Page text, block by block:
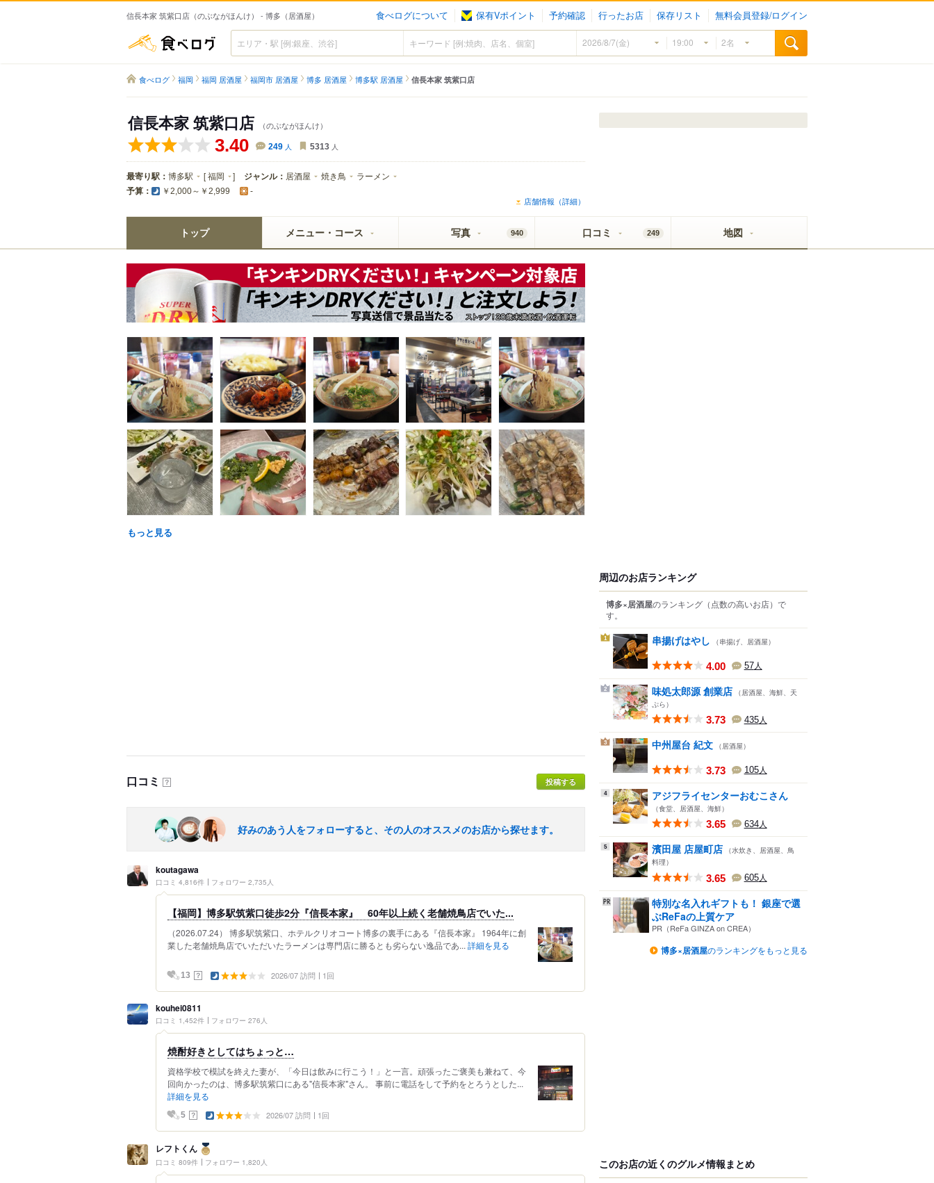
信長本家 筑紫口店（のぶながほんけ） - 博多（居酒屋） 食べログについて 保有Vポイント 予約確認 行ったお店 保存リスト 無料会員登録/ログイン
食べログ
食べログ 福岡 福岡 居酒屋 福岡市 居酒屋 博多 居酒屋 博多駅 居酒屋 信長本家 筑紫口店
信長本家 筑紫口店 （のぶながほんけ）
3.40 249 人 5313 人
最寄り駅： 博多駅 [福岡 ] ジャンル： 居酒屋 焼き鳥 ラーメン
予算： ￥2,000～￥2,999 -
店舗情報（詳細）
トップ メニュー・コース 写真 940 口コミ 249 地図
もっと見る
口コミ ？ 投稿する
好みのあう人をフォローすると、その人のオススメのお店から探せます。
koutagawa
口コミ 4,816件 フォロワー 2,735人
【福岡】博多駅筑紫口徒歩2分『信長本家』 60年以上続く老舗焼鳥店でいた...
（2026.07.24） 博多駅筑紫口、ホテルクリオコート博多の裏手にある『信長本家』 1964年に創
業した老舗焼鳥店でいただいたラーメンは専門店に勝るとも劣らない逸品であ... 詳細を見る
13 ？ 2026/07 訪問 1回
kouhei0811
口コミ 1,452件 フォロワー 276人
焼酎好きとしてはちょっと…
資格学校で模試を終えた妻が、「今日は飲みに行こう！」と一言。頑張ったご褒美も兼ねて、今
回向かったのは、博多駅筑紫口にある"信長本家"さん。 事前に電話をして予約をとろうとした...
詳細を見る
5 ？ 2026/07 訪問 1回
レフトくん
口コミ 809件 フォロワー 1,820人
周辺のお店ランキング
博多×居酒屋のランキング （点数の高いお店） で
す。
1 串揚げはやし （串揚げ、居酒屋）
4.00 57人
2 味処太郎源 創業店 （居酒屋、海鮮、天
ぷら）
3.73 435人
3 中州屋台 紀文 （居酒屋）
3.73 105人
4 アジフライセンターおむこさん
（食堂、居酒屋、海鮮）
3.65 634人
5 濱田屋 店屋町店 （水炊き、居酒屋、鳥
料理）
3.65 605人
特別な名入れギフトも！ 銀座で選
ぶReFaの上質ケア
PR（ReFa GINZA on CREA）
博多×居酒屋のランキングをもっと見る
このお店の近くのグルメ情報まとめ